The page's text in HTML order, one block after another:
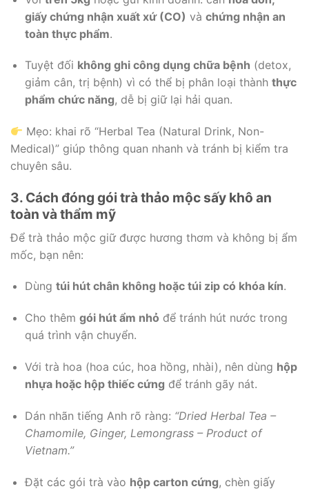
giấy chứng nhận xuất xứ (CO) và chứng nhận an
toàn thực phẩm.
Tuyệt đối không ghi công dụng chữa bệnh (detox,
giảm cân, trị bệnh) vì có thể bị phân loại thành thực
phẩm chức năng, dễ bị giữ lại hải quan.
Mẹo: khai rõ “Herbal Tea (Natural Drink, Non-
Medical)” giúp thông quan nhanh và tránh bị kiểm tra
chuyên sâu.
3. Cách đóng gói trà thảo mộc sấy khô an
toàn và thẩm mỹ
Để trà thảo mộc giữ được hương thơm và không bị ẩm
mốc, bạn nên:
Dùng túi hút chân không hoặc túi zip có khóa kín.
Cho thêm gói hút ẩm nhỏ để tránh hút nước trong
quá trình vận chuyển.
Với trà hoa (hoa cúc, hoa hồng, nhài), nên dùng hộp
nhựa hoặc hộp thiếc cứng để tránh gãy nát.
Dán nhãn tiếng Anh rõ ràng: “Dried Herbal Tea –
Chamomile, Ginger, Lemongrass – Product of
Vietnam.”
Đặt các gói trà vào hộp carton cứng, chèn giấy